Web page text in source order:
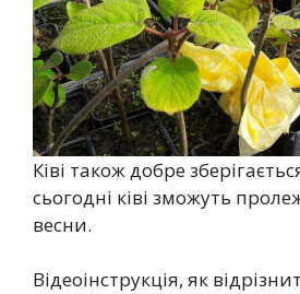
Ківі також добре
сьогодні ківі зможуть
весни.
Відеоінструкція, як